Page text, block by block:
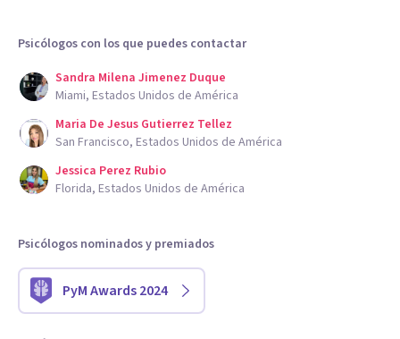
Psicólogos con los que puedes contactar
Sandra Milena Jimenez Duque
Miami, Estados Unidos de América
Maria De Jesus Gutierrez Tellez
San Francisco, Estados Unidos de América
Jessica Perez Rubio
Florida, Estados Unidos de América
Psicólogos nominados y premiados
PyM Awards 2024